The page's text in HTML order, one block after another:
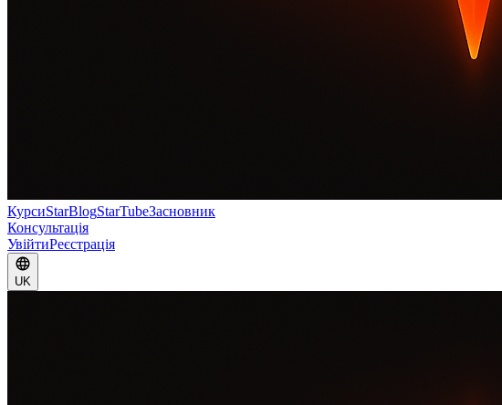
КурсиStarBlogStarTubeЗасновник
Консультація
УвійтиРеєстрація
UK